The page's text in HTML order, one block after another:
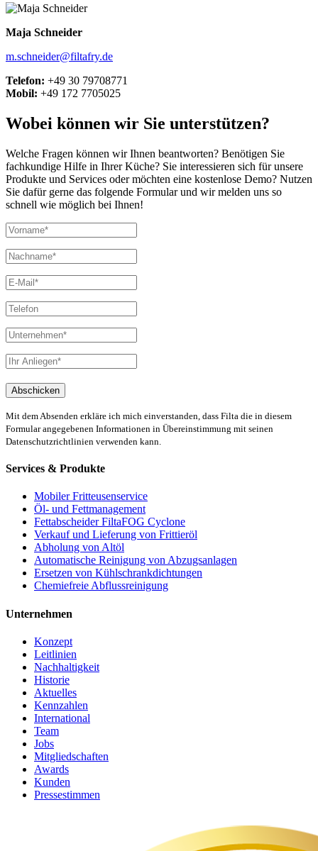
Maja Schneider
m.schneider@filtafry.de
Telefon: +49 30 79708771
Mobil: +49 172 7705025
Wobei können wir Sie unterstützen?
Welche Fragen können wir Ihnen beantworten? Benötigen Sie
fachkundige Hilfe in Ihrer Küche? Sie interessieren sich für unsere
Produkte und Services oder möchten eine kostenlose Demo? Nutzen
Sie dafür gerne das folgende Formular und wir melden uns so
schnell wie möglich bei Ihnen!
Mit dem Absenden erkläre ich mich einverstanden, dass Filta die in diesem
Formular angegebenen Informationen in Übereinstimmung mit seinen
Datenschutzrichtlinien verwenden kann.
Services & Produkte
Mobiler Fritteusenservice
Öl- und Fettmanagement
Fettabscheider FiltaFOG Cyclone
Verkauf und Lieferung von Frittieröl
Abholung von Altöl
Automatische Reinigung von Abzugsanlagen
Ersetzen von Kühlschrankdichtungen
Chemiefreie Abflussreinigung
Unternehmen
Konzept
Leitlinien
Nachhaltigkeit
Historie
Aktuelles
Kennzahlen
International
Team
Jobs
Mitgliedschaften
Awards
Kunden
Pressestimmen